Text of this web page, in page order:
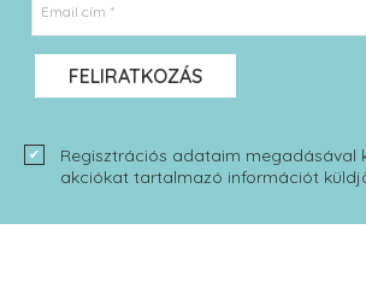
Email cím *
FELIRATKOZÁS
Regisztrációs adataim megadásával
akciókat tartalmazó információt